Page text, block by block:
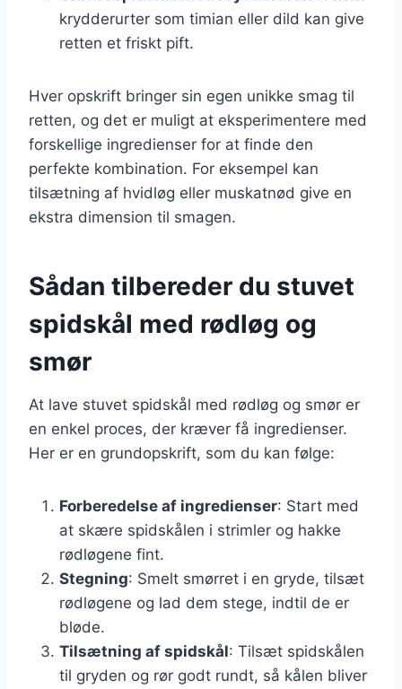
krydderurter som timian eller dild kan give
retten et friskt pift.
Hver opskrift bringer sin egen unikke smag til
retten, og det er muligt at eksperimentere med
forskellige ingredienser for at finde den
perfekte kombination. For eksempel kan
tilsætning af hvidløg eller muskatnød give en
ekstra dimension til smagen.
Sådan tilbereder du stuvet
spidskål med rødløg og
smør
At lave stuvet spidskål med rødløg og smør er
en enkel proces, der kræver få ingredienser.
Her er en grundopskrift, som du kan følge:
Forberedelse af ingredienser: Start med
at skære spidskålen i strimler og hakke
rødløgene fint.
Stegning: Smelt smørret i en gryde, tilsæt
rødløgene og lad dem stege, indtil de er
bløde.
Tilsætning af spidskål: Tilsæt spidskålen
til gryden og rør godt rundt, så kålen bliver